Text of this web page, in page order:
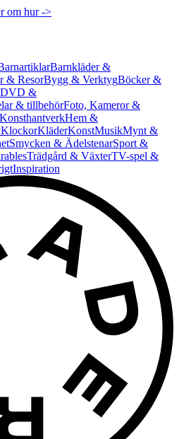
om hur ->
Barnkläder &
& ResorBygg & VerktygBöcker &
DVD &
& tillbehörFoto, Kameror &
Hem &
KlockorKläderKonstMusikMynt &
Smycken & ÄdelstenarSport &
Trädgård & VäxterTV-spel &
Inspiration